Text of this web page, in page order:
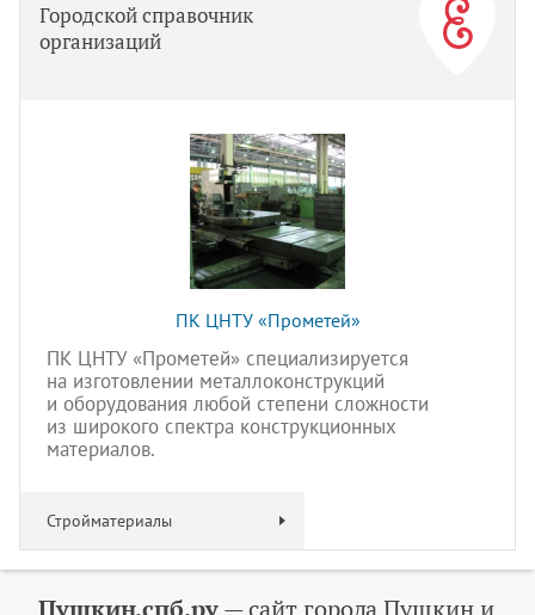
Городской справочник
организаций
ПК ЦНТУ «Прометей»
ПК ЦНТУ «Прометей» специализируется
на изготовлении металлоконструкций
и оборудования любой степени сложности
из широкого спектра конструкционных
материалов.
Стройматериалы